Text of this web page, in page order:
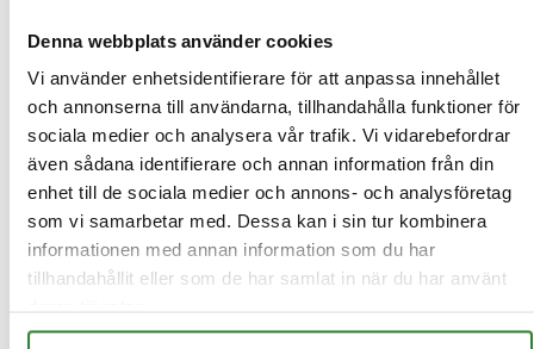
Denna webbplats använder cookies
Vi använder enhetsidentifierare för att anpassa innehållet
och annonserna till användarna, tillhandahålla funktioner för
sociala medier och analysera vår trafik. Vi vidarebefordrar
även sådana identifierare och annan information från din
enhet till de sociala medier och annons- och analysföretag
som vi samarbetar med. Dessa kan i sin tur kombinera
informationen med annan information som du har
tillhandahållit eller som de har samlat in när du har använt
Vi söker en kock som vill mer än att laga mat.
Läs mer
Läs mer
Housekeeping till Söderfors
Herrgård